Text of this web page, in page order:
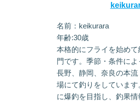
名前：keikurara
年齢:30歳
本格的にフライを始め
門です。季節・条件によ
長野、静岡、奈良の本流
場にて釣りをしていま
に爆釣を目指し、釣果